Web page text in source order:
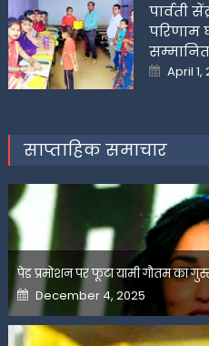
पार्वती
परिणाम
सम्मानित
Posted
on
April 1,
साप्ताहिक समाचार
पेड प्रमोशन पर फूटा यामी गौतम का
Posted
on
December 4, 2025